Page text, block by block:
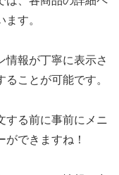
す。
情報が丁寧に表示さ
ことが可能です。
する前に事前にメニ
ができますね！